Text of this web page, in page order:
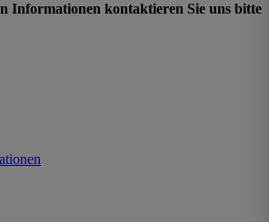
Informationen kontaktieren Sie uns bitte